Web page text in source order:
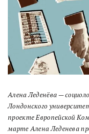
Алена Леденёва —
Лондонского
проекте Европейской
марте Алена Леденева